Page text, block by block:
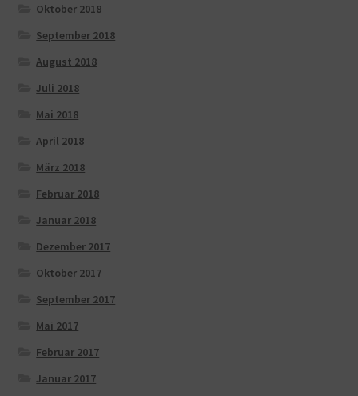
Oktober 2018
September 2018
August 2018
Juli 2018
Mai 2018
April 2018
März 2018
Februar 2018
Januar 2018
Dezember 2017
Oktober 2017
September 2017
Mai 2017
Februar 2017
Januar 2017